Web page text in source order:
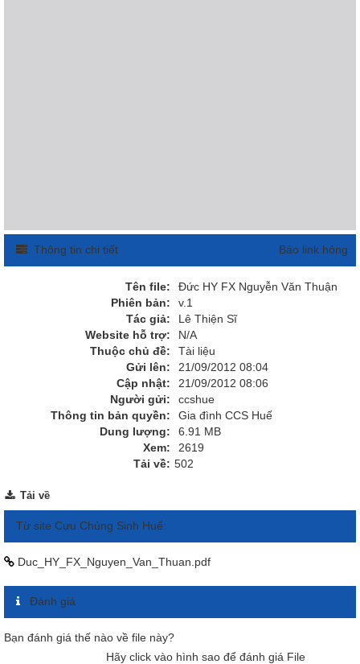
Báo link hỏng
Thông tin chi tiết
Tên file:
Đức HY FX Nguyễn Văn Thuận
Phiên bản:
v.1
Tác giả:
Lê Thiện Sĩ
Website hỗ trợ:
N/A
Thuộc chủ đề:
Tài liệu
Gửi lên:
21/09/2012 08:04
Cập nhật:
21/09/2012 08:06
Người gửi:
ccshue
Thông tin bản quyền:
Gia đình CCS Huế
Dung lượng:
6.91 MB
Xem:
2619
Tải về: 502
Tải về
Từ site Cựu Chủng Sinh Huế:
Duc_HY_FX_Nguyen_Van_Thuan.pdf
Đánh giá
Bạn đánh giá thế nào về file này?
Hãy click vào hình sao để đánh giá File